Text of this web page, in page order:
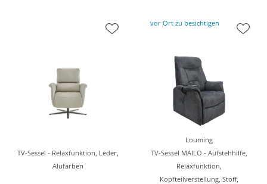
TV-Sessel - Relaxfunktion, Leder,
Alufarben
vor Ort zu besichtigen
Louming
TV-Sessel MAILO - Aufstehhilfe,
Relaxfunktion,
Kopfteilverstellung, Stoff,